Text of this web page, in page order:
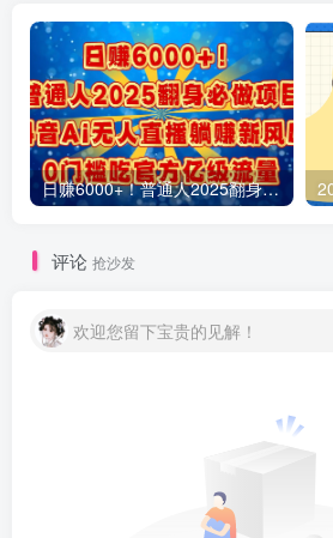
日赚6000+！普通人2025翻身必做项目，抖音Ai无人直播躺赚新风口，0门槛吃官方亿级流量
评论 抢沙发
欢迎您留下宝贵的见解！